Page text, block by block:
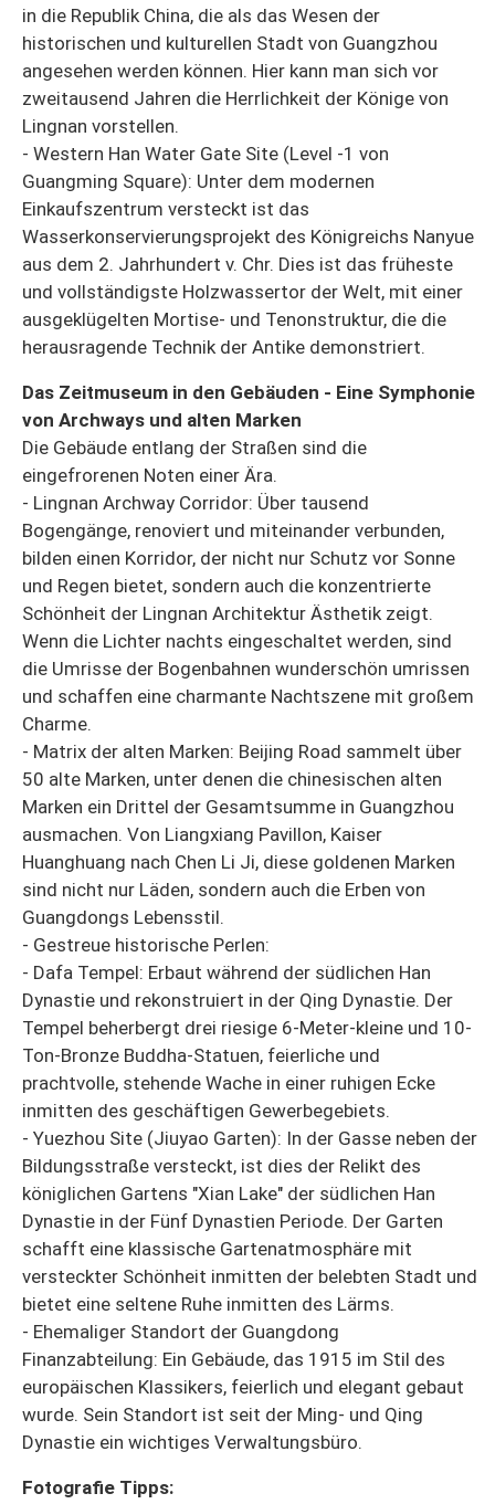
in die Republik China, die als das Wesen der
historischen und kulturellen Stadt von Guangzhou
angesehen werden können. Hier kann man sich vor
zweitausend Jahren die Herrlichkeit der Könige von
Lingnan vorstellen.
- Western Han Water Gate Site (Level -1 von
Guangming Square): Unter dem modernen
Einkaufszentrum versteckt ist das
Wasserkonservierungsprojekt des Königreichs Nanyue
aus dem 2. Jahrhundert v. Chr. Dies ist das früheste
und vollständigste Holzwassertor der Welt, mit einer
ausgeklügelten Mortise- und Tenonstruktur, die die
herausragende Technik der Antike demonstriert.
Das Zeitmuseum in den Gebäuden - Eine Symphonie
von Archways und alten Marken
Die Gebäude entlang der Straßen sind die
eingefrorenen Noten einer Ära.
- Lingnan Archway Corridor: Über tausend
Bogengänge, renoviert und miteinander verbunden,
bilden einen Korridor, der nicht nur Schutz vor Sonne
und Regen bietet, sondern auch die konzentrierte
Schönheit der Lingnan Architektur Ästhetik zeigt.
Wenn die Lichter nachts eingeschaltet werden, sind
die Umrisse der Bogenbahnen wunderschön umrissen
und schaffen eine charmante Nachtszene mit großem
Charme.
- Matrix der alten Marken: Beijing Road sammelt über
50 alte Marken, unter denen die chinesischen alten
Marken ein Drittel der Gesamtsumme in Guangzhou
ausmachen. Von Liangxiang Pavillon, Kaiser
Huanghuang nach Chen Li Ji, diese goldenen Marken
sind nicht nur Läden, sondern auch die Erben von
Guangdongs Lebensstil.
- Gestreue historische Perlen:
- Dafa Tempel: Erbaut während der südlichen Han
Dynastie und rekonstruiert in der Qing Dynastie. Der
Tempel beherbergt drei riesige 6-Meter-kleine und 10-
Ton-Bronze Buddha-Statuen, feierliche und
prachtvolle, stehende Wache in einer ruhigen Ecke
inmitten des geschäftigen Gewerbegebiets.
- Yuezhou Site (Jiuyao Garten): In der Gasse neben der
Bildungsstraße versteckt, ist dies der Relikt des
königlichen Gartens "Xian Lake" der südlichen Han
Dynastie in der Fünf Dynastien Periode. Der Garten
schafft eine klassische Gartenatmosphäre mit
versteckter Schönheit inmitten der belebten Stadt und
bietet eine seltene Ruhe inmitten des Lärms.
- Ehemaliger Standort der Guangdong
Finanzabteilung: Ein Gebäude, das 1915 im Stil des
europäischen Klassikers, feierlich und elegant gebaut
wurde. Sein Standort ist seit der Ming- und Qing
Dynastie ein wichtiges Verwaltungsbüro.
Fotografie Tipps: